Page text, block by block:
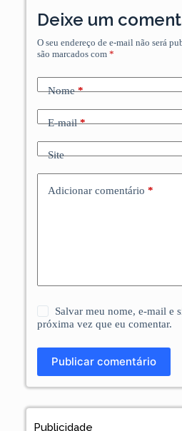
Deixe um
O seu endereço de e-mail não será
são marcados com *
Nome*
E-mail*
Site
Adicionar comentário *
Salvar meu nome, e-mail e
próxima vez que eu comentar.
Publicar comentário
Publicidade